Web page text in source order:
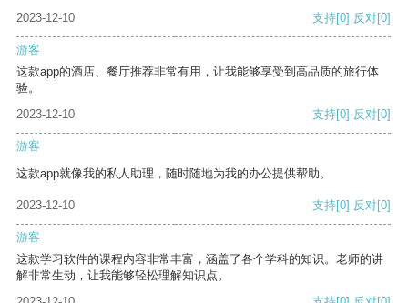
2023-12-10 支持[0] 反对[0]
游客
这款app的酒店、餐厅推荐非常有用，让我能够享受到高品质的旅行体
验。
2023-12-10
支持[0] 反对[0]
游客
这款app就像我的私人助理，随时随地为我的办公提供帮助。
2023-12-10 支持[0] 反对[0]
游客
这款学习软件的课程内容非常丰富，涵盖了各个学科的知识。老师的讲
解非常生动，让我能够轻松理解知识点。